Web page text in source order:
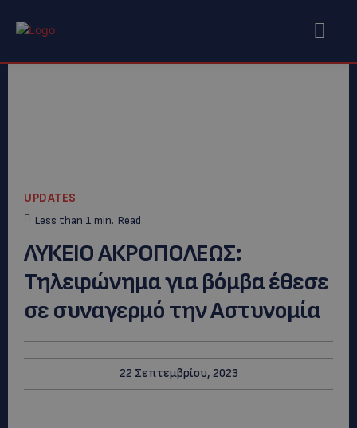
UPDATES
Less than 1 min. Read
ΛΥΚΕΙΟ ΑΚΡΟΠΟΛΕΩΣ:
Τηλεφώνημα για βόμβα έθεσε
σε συναγερμό την Αστυνομία
22 Σεπτεμβρίου, 2023